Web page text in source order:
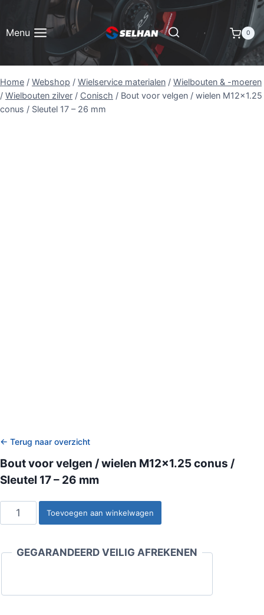
inhoud
Menu 0
Home / Webshop / Wielservice materialen / Wielbouten & -moeren
/ Wielbouten zilver / Conisch / Bout voor velgen / wielen M12x1.25
conus / Sleutel 17 – 26 mm
← Terug naar overzicht
Bout voor velgen / wielen M12x1.25 conus /
Sleutel 17 – 26 mm
Bout
voor
/
Toevoegen aan winkelwagen
GEGARANDEERD VEILIG AFREKENEN